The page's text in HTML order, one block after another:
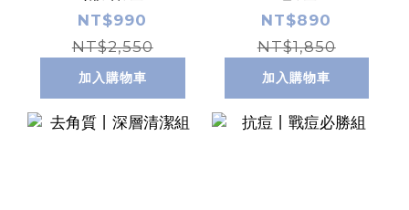
NT$990
NT$2,550
加入購物車
NT$890
NT$1,850
加入購物車